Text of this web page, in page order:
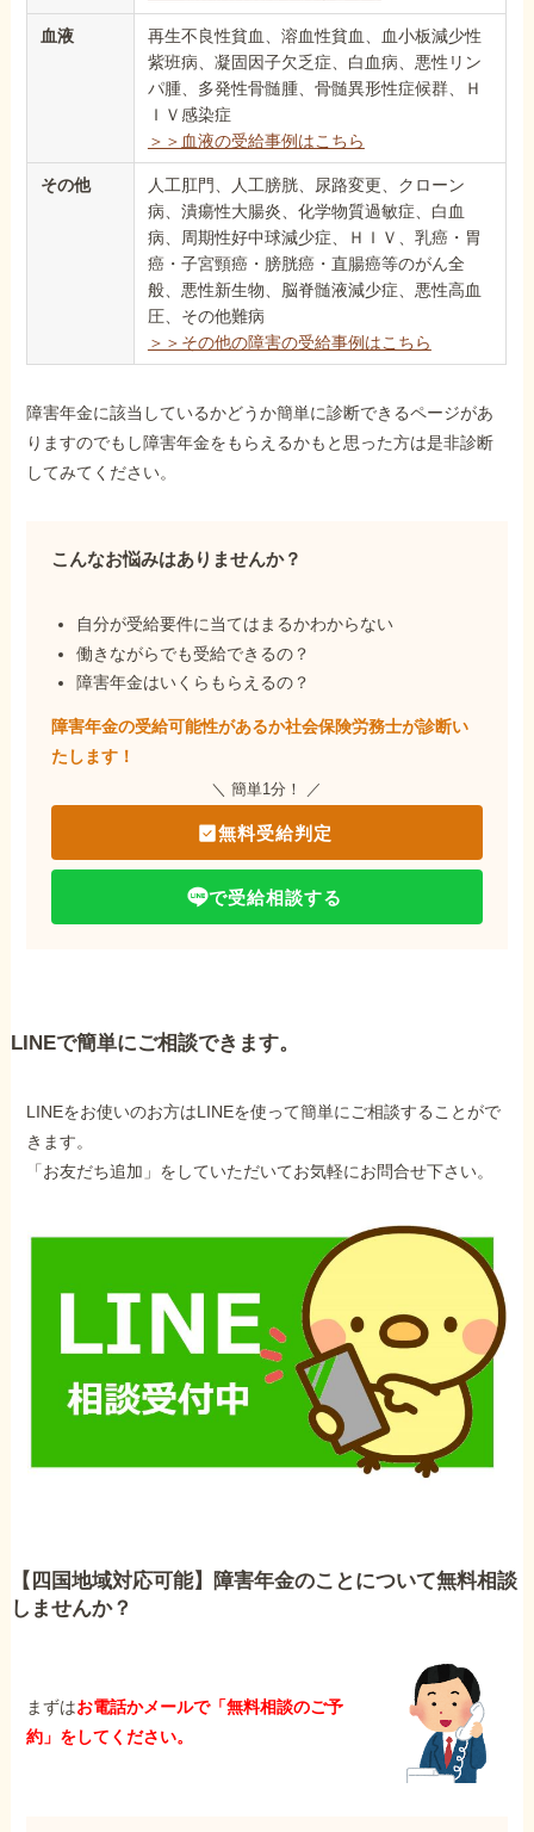
血液
再生不良性貧血、溶血性貧血、血小板減少性
紫班病、凝固因子欠乏症、白血病、悪性リン
パ腫、多発性骨髄腫、骨髄異形性症候群、Ｈ
ＩＶ感染症
＞＞血液の受給事例はこちら
その他
人工肛門、人工膀胱、尿路変更、クローン
病、潰瘍性大腸炎、化学物質過敏症、白血
病、周期性好中球減少症、ＨＩＶ、乳癌・胃
癌・子宮頸癌・膀胱癌・直腸癌等のがん全
般、悪性新生物、脳脊髄液減少症、悪性高血
圧、その他難病
＞＞その他の障害の受給事例はこちら
障害年金に該当しているかどうか簡単に診断できるページがあ
りますのでもし障害年金をもらえるかもと思った方は是非診断
してみてください。
こんなお悩みはありませんか？
自分が受給要件に当てはまるかわからない
働きながらでも受給できるの？
障害年金はいくらもらえるの？
障害年金の受給可能性があるか社会保険労務士が診断い
たします！
＼ 簡単1分！ ／
無料受給判定
で受給相談する
LINEで簡単にご相談できます。
LINEをお使いのお方はLINEを使って簡単にご相談することがで
きます。
「お友だち追加」をしていただいてお気軽にお問合せ下さい。
【四国地域対応可能】障害年金のことについて無料相談
しませんか？
まずはお電話かメールで「無料相談のご予
約」をしてください。